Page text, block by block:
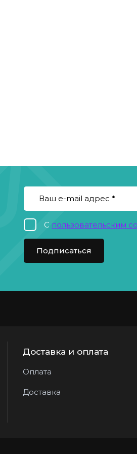
С пользовательским
Подписаться
Доставка и оплата
Оплата
Доставка